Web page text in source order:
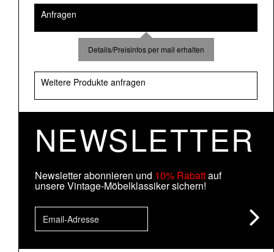
Anfragen
Details/Preisinfos per mail erhalten
Weitere Produkte anfragen
NEWSLETTER
Newsletter abonnieren und 10% Rabattauf
unsere Vintage-Möbelklassiker sichern!